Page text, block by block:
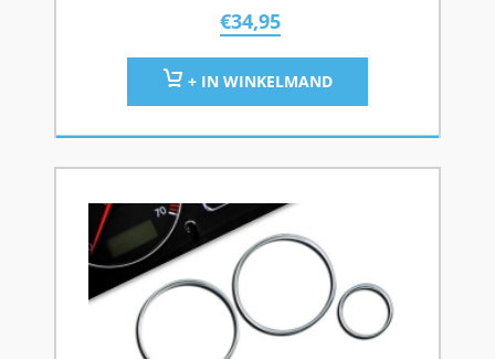
€34,95
+ IN WINKELMAND